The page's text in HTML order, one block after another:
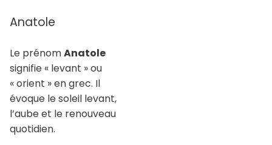
Anatole
Le prénomAnatole
signifie « levant » ou
« orient » en grec. Il
évoque le soleil levant,
l’aube et le renouveau
quotidien.